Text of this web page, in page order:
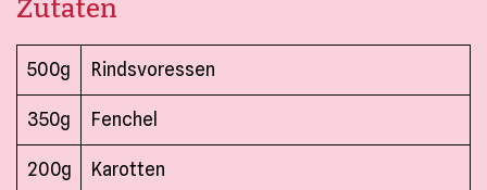
Zutaten
500g Rindsvoressen
350g Fenchel
200g Karotten
Kontakt
Mein Konto
Merkliste
Bestellungen und Rücksendungen